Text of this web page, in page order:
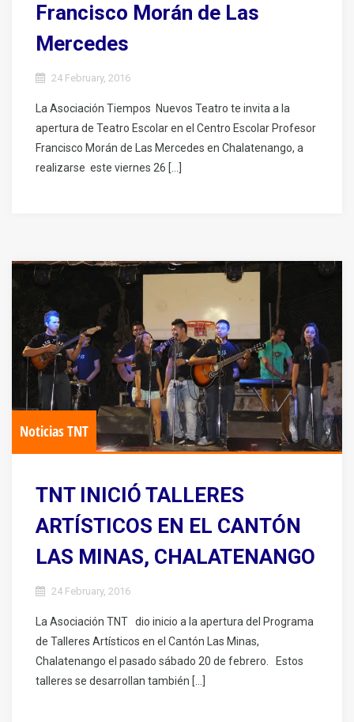
Francisco Morán de Las
Mercedes
24 February, 2016
La Asociación Tiempos Nuevos Teatro te invita a la
apertura de Teatro Escolar en el Centro Escolar Profesor
Francisco Morán de Las Mercedes en Chalatenango, a
realizarse este viernes 26 […]
Noticias TNT
TNT INICIÓ TALLERES
ARTÍSTICOS EN EL CANTÓN
LAS MINAS, CHALATENANGO
24 February, 2016
La Asociación TNT dio inicio a la apertura del Programa
de Talleres Artísticos en el Cantón Las Minas,
Chalatenango el pasado sábado 20 de febrero. Estos
talleres se desarrollan también […]